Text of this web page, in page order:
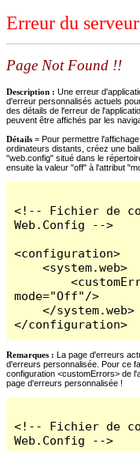
Erreur du
Page Not Found !!
Description : Une erreur
d'erreur personnalisés actuels
des détails de l'erreur de
peuvent être affichés par les
Détails = Pour permettre
ordinateurs distants, créez une
"web.config" situé dans le
ensuite la valeur "off" à l'attribut
<!-- Fichier de
Web.Config -->
<configuration>
    <system.web>
        <customErrors
mode="Off"/>
    </system.web>
</configuration>
Remarques : La page d'erreurs
d'erreurs personnalisée. Pour ce
configuration <customErrors> de
page d'erreurs personnalisée !
<!-- Fichier de
Web.Config -->